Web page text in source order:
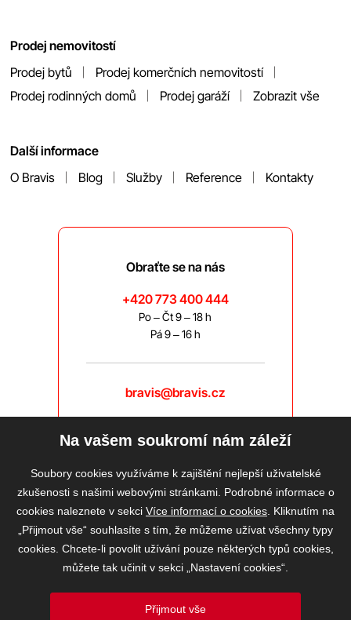
Prodej nemovitostí
Prodej bytů
Prodej komerčních nemovitostí
Prodej rodinných domů
Prodej garáží Zobrazit vše
Další informace
O Bravis
Blog Služby Reference Kontakty
Obraťte se na nás
+420 773 400 444
Po – Čt 9 – 18 h
Pá 9 – 16 h
bravis@bravis.cz
Na vašem soukromí nám záleží
Soubory cookies využíváme k zajištění nejlepší uživatelské
zkušenosti s našimi webovými stránkami. Podrobné informace o
cookies naleznete v sekci Více informací o cookies . Kliknutím na
„Přijmout vše“ souhlasíte s tím, že můžeme užívat všechny typy
cookies. Chcete-li povolit užívání pouze některých typů cookies,
můžete tak učinit v sekci „Nastavení cookies“.
Přijmout vše